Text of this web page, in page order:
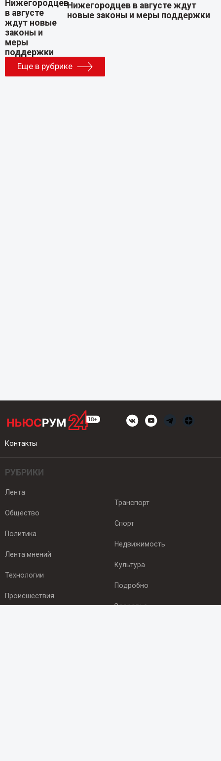
Нижегородцев в августе ждут
новые законы и меры поддержки
Еще в рубрике
Контакты
РУБРИКИ
Лента
Общество
Политика
Лента мнений
Технологии
Происшествия
Транспорт
Спорт
Недвижимость
Культура
Подробно
Здоровье